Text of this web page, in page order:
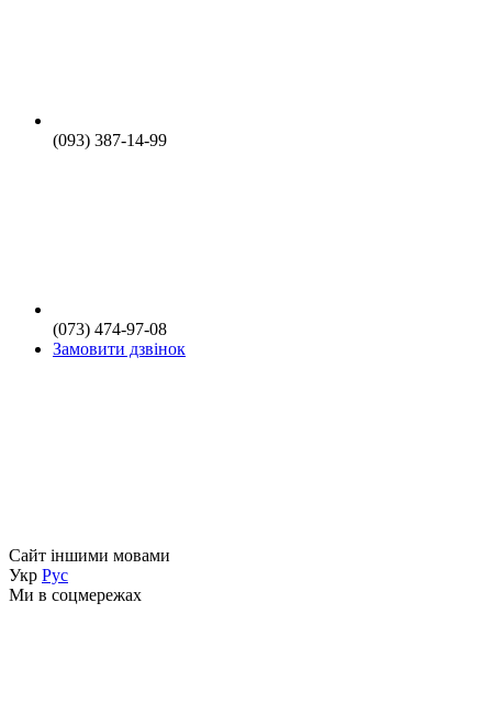
(093) 387-14-99
(073) 474-97-08
Замовити дзвінок
Сайт іншими мовами
Укр Рус
Ми в соцмережах